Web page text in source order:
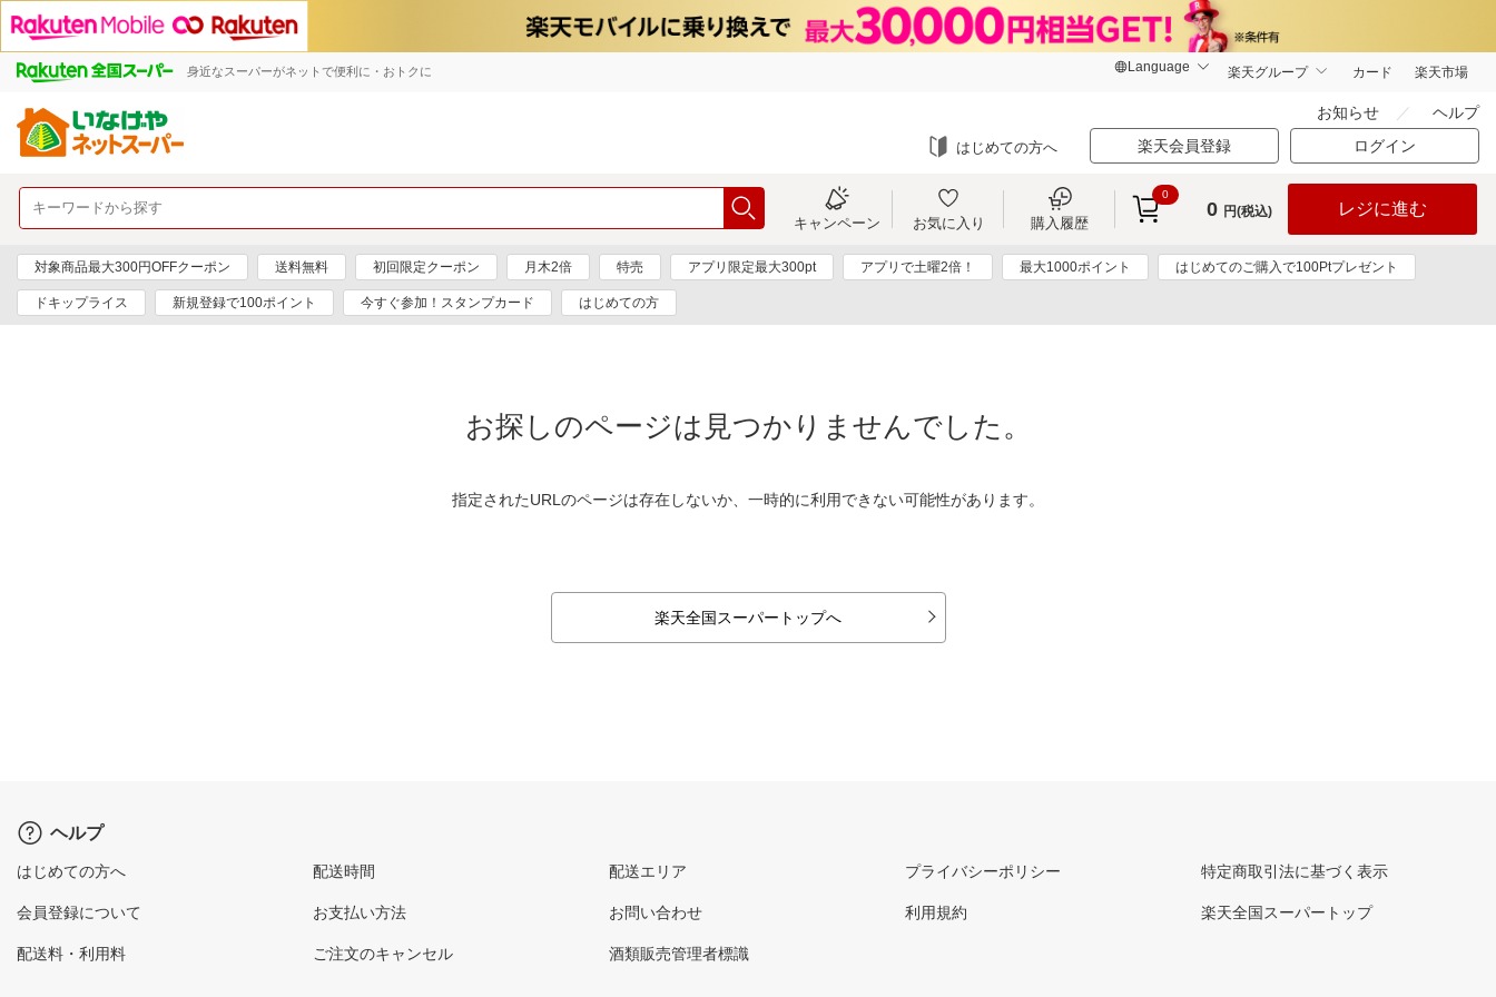
身近なスーパーがネットで便利に・おトクに 楽天グループ カード 楽天市場
お知らせ ヘルプ
はじめての方へ 楽天会員登録 ログイン
キャンペーン お気に入り 購入履歴
0
0 円(税込) レジに進む
対象商品最大300円OFFクーポン 送料無料 初回限定クーポン 月木2倍 特売 アプリ限定最大300pt アプリで土曜2倍！ 最大1000ポイント はじめてのご購入で100Ptプレゼント
ドキップライス 新規登録で100ポイント 今すぐ参加！スタンプカード はじめての方
お探しのページは見つかりませんでした。
指定されたURLのページは存在しないか、一時的に利用できない可能性があります。
楽天全国スーパートップへ
ヘルプ
はじめての方へ
会員登録について
配送料・利用料
配送時間
お支払い方法
ご注文のキャンセル
配送エリア
お問い合わせ
酒類販売管理者標識
プライバシーポリシー
利用規約
特定商取引法に基づく表示
楽天全国スーパートップ